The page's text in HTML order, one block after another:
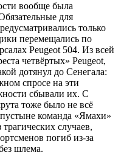
вообще была
для
только
перемещались по
Peugeot 504. Из всей
четвёртых» Peugeot,
дотянул до Сенегала:
спросе на эти
сбывали их. С
тоже было не всё
команда «Ямахи»
случаев,
погиб из-за
шлема.